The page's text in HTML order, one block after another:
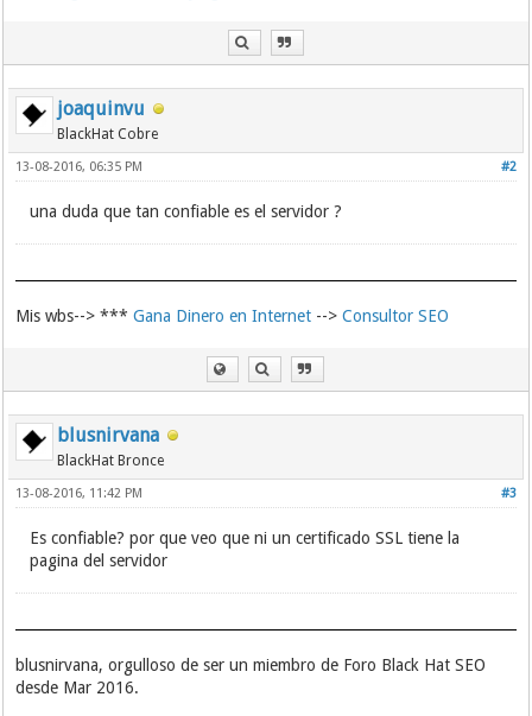
joaquinvu
BlackHat Cobre
#2
13-08-2016, 06:35 PM
una duda que tan confiable es el servidor ?
Mis wbs--> ***Gana Dinero en Internet -->Consultor SEO
blusnirvana
BlackHat Bronce
#3
13-08-2016, 11:42 PM
Es confiable? por que veo que ni un certificado SSL tiene la
pagina del servidor
blusnirvana, orgulloso de ser un miembro de Foro Black Hat SEO
desde Mar 2016.